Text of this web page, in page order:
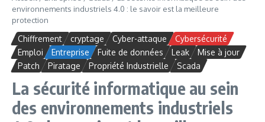
environnements industriels 4.0 : le savoir est la meilleure
protection
Chiffrement cryptage Cyber-attaque
Cybersécurité
Emploi
Entreprise Fuite de données Leak
Mise à jour
Patch
Piratage Propriété Industrielle Scada
La sécurité informatique au sein
des environnements industriels